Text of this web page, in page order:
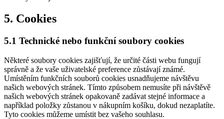
5. Cookies
5.1 Technické nebo funkční soubory cookies
Některé soubory cookies zajišťují, že určité části webu fungují
správně a že vaše uživatelské preference zůstávají známé.
Umístěním funkčních souborů cookies usnadňujeme návštěvu
našich webových stránek. Tímto způsobem nemusíte při návštěvě
našich webových stránek opakovaně zadávat stejné informace a
například položky zůstanou v nákupním košíku, dokud nezaplatíte.
Tyto cookies můžeme umístit bez vašeho souhlasu.